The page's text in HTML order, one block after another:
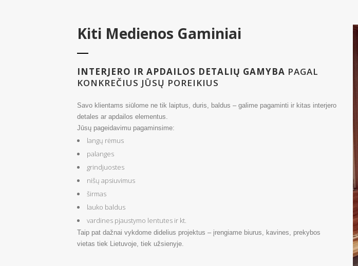
Kiti Medienos Gaminiai
INTERJERO IR APDAILOS DETALIŲ GAMYBA PAGAL
KONKREČIUS JŪSŲ POREIKIUS
Savo klientams siūlome ne tik laiptus, duris, baldus – galime pagaminti ir kitas interjero
detales ar apdailos elementus.
Jūsų pageidavimu pagaminsime:
langų rėmus
palanges
grindjuostes
nišų apsiuvimus
širmas
lauko baldus
vardines pjaustymo lentutes ir kt.
Taip pat dažnai vykdome didelius projektus – įrengiame biurus, kavines, prekybos
vietas tiek Lietuvoje, tiek užsienyje.